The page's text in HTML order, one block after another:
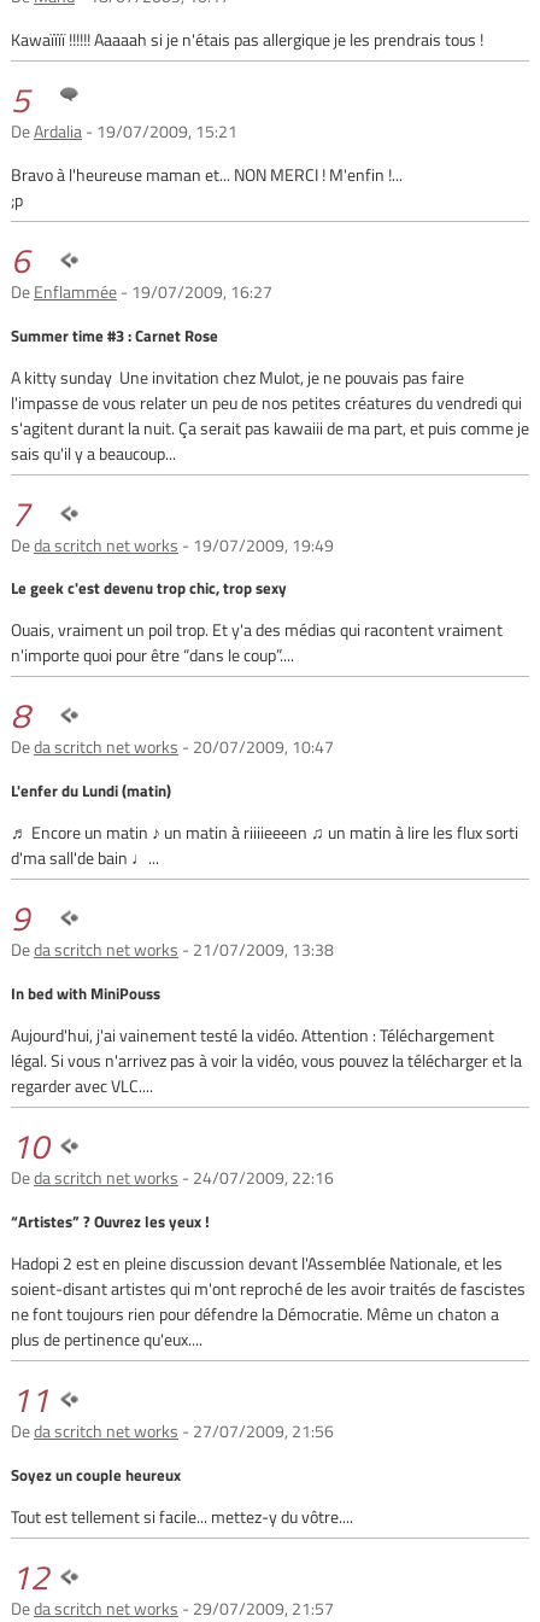
Kawaïïïï !!!!!! Aaaaah si je n'étais pas allergique je les prendrais tous !
5
DeArdalia- 19/07/2009, 15:21
Bravo à l'heureuse maman et... NON MERCI ! M'enfin !...
;p
6
DeEnflammée- 19/07/2009, 16:27
Summer time #3 : Carnet Rose
A kitty sunday Une invitation chez Mulot, je ne pouvais pas faire
l'impasse de vous relater un peu de nos petites créatures du vendredi qui
s'agitent durant la nuit. Ça serait pas kawaiii de ma part, et puis comme je
sais qu'il y a beaucoup...
7
Deda scritch net works - 19/07/2009, 19:49
Le geek c'est devenu trop chic, trop sexy
Ouais, vraiment un poil trop. Et y'a des médias qui racontent vraiment
n'importe quoi pour être “dans le coup”....
8
Deda scritch net works - 20/07/2009, 10:47
L'enfer du Lundi (matin)
♬ Encore un matin ♪ un matin à riiiieeeen ♫ un matin à lire les flux sorti
d'ma sall'de bain ♩...
9
Deda scritch net works - 21/07/2009, 13:38
In bed with MiniPouss
Aujourd'hui, j'ai vainement testé la vidéo. Attention : Téléchargement
légal. Si vous n'arrivez pas à voir la vidéo, vous pouvez la télécharger et la
regarder avec VLC....
10
Deda scritch net works - 24/07/2009, 22:16
“Artistes” ? Ouvrez les yeux !
Hadopi 2 est en pleine discussion devant l'Assemblée Nationale, et les
soient-disant artistes qui m'ont reproché de les avoir traités de fascistes
ne font toujours rien pour défendre la Démocratie. Même un chaton a
plus de pertinence qu'eux....
11
Deda scritch net works - 27/07/2009, 21:56
Soyez un couple heureux
Tout est tellement si facile... mettez-y du vôtre....
12
Deda scritch net works - 29/07/2009, 21:57